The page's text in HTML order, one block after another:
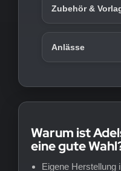
Zubehör &
Anlässe
Warum ist
eine gute
Eigene Herstellung